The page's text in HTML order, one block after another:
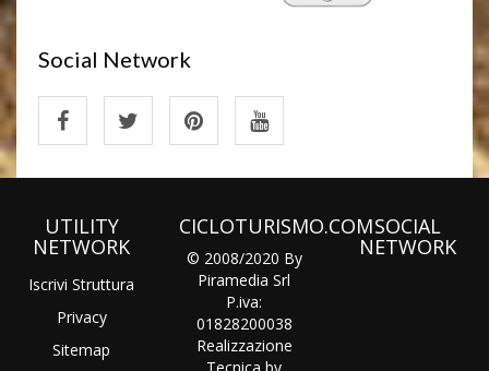
Social Network
UTILITY
NETWORK
Iscrivi Struttura
Privacy
Sitemap
CICLOTURISMO.COM
© 2008/2020 By
Piramedia Srl
P.iva:
01828200038
Realizzazione
SOCIAL
NETWORK